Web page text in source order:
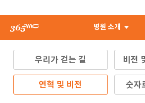
병원 소개
우리가 걷는 길 비전
연혁 및 비전 숫자